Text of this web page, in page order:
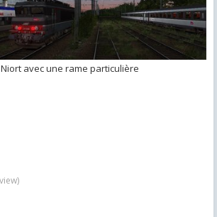
avec une rame particulière